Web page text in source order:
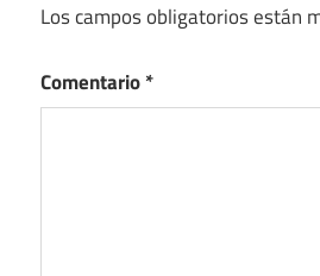
Los campos obligatorios están
Comentario*